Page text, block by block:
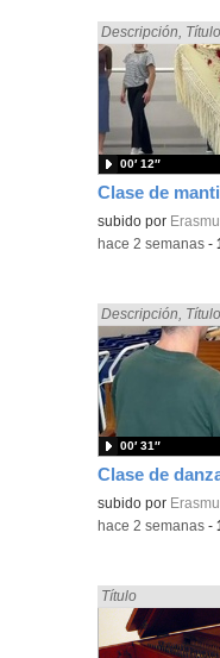
Encontrado
Descripción Título
Contenido
subido por
00′ 12″
-hace 2 semanas -
Encontrado
Descripción Título
Contenido
subido por
00′ 31″
-hace 2 semanas -
Encontrado
Título